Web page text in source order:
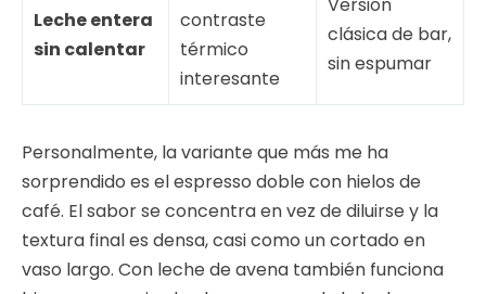
Leche entera
sin calentar
contraste
térmico
interesante
clásica de bar,
sin espumar
Personalmente, la variante que más me ha
sorprendido es el espresso doble con hielos de
café. El sabor se concentra en vez de diluirse y la
textura final es densa, casi como un cortado en
vaso largo. Con leche de avena también funciona